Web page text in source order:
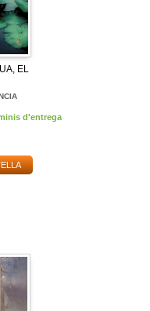
EL
d'entrega